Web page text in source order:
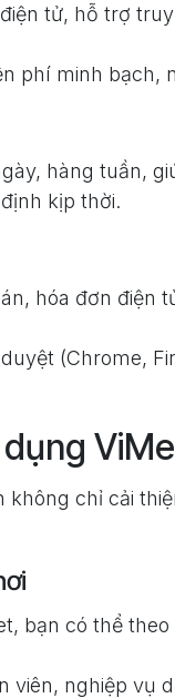
tử, hỗ trợ
phí minh bạch,
hàng tuần,
kịp thời.
hóa đơn điện
(Chrome,
chỉ cải
bạn có thể
viên, nghiệp vụ